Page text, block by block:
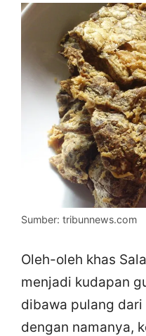
Sumber: tribunnews.com
Oleh-oleh khas
menjadi kudapan
dibawa pulang dari
dengan namanya,